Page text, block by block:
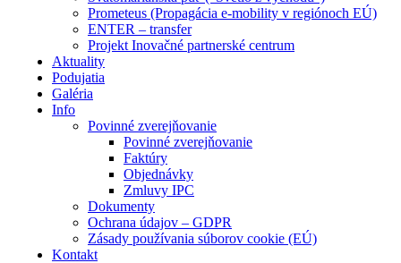
Prometeus (Propagácia e-mobility v regiónoch EÚ)
ENTER – transfer
Projekt Inovačné partnerské centrum
Aktuality
Podujatia
Galéria
Info
Povinné zverejňovanie
Povinné zverejňovanie
Faktúry
Objednávky
Zmluvy IPC
Dokumenty
Ochrana údajov – GDPR
Zásady používania súborov cookie (EÚ)
Kontakt